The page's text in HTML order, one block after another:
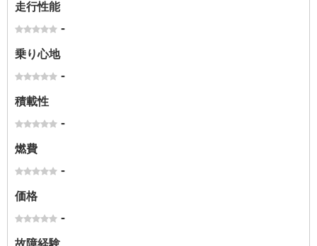
走行性能
-
乗り心地
-
積載性
-
燃費
-
価格
-
故障経験